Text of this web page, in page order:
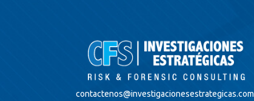
contactenos@investigacionesestrategicas.com